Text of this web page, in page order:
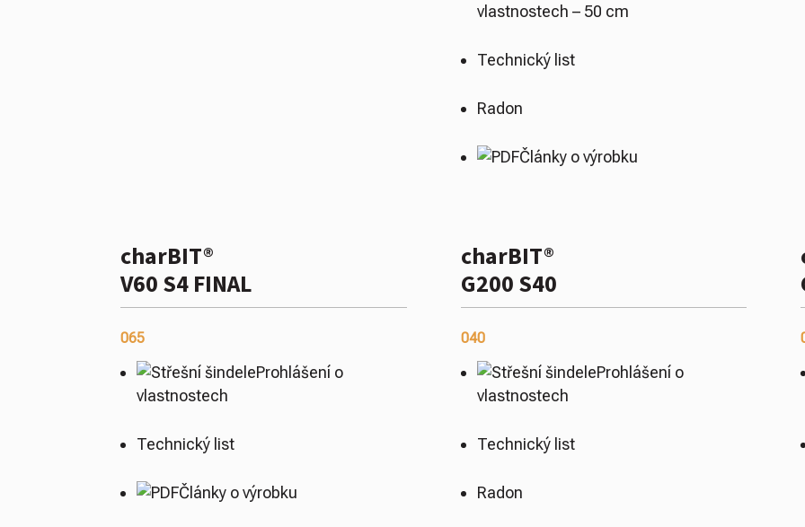
vlastnostech – 50 cm
Technický list
Radon
Články o výrobku
charBIT®
V60 S4 FINAL
065
Prohlášení o
vlastnostech
Technický list
Články o výrobku
charBIT®
G200 S40
040
Prohlášení o
vlastnostech
Technický list
Radon